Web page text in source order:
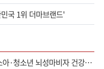
국 1위 더마브랜드'
뇌성마비자 건강보험 확대 적용